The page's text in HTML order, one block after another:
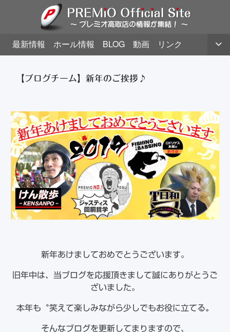
最新情報 ホール情報 BLOG 動画 リンク
【ブログチーム】新年のご挨拶♪
新年あけましておめでとうございます。
旧年中は、当ブログを応援頂きまして誠にありがとうご
ざいました。
本年も〝笑えて楽しみながら少しでもお役に立てる〟
そんなブログを更新してまりますので、